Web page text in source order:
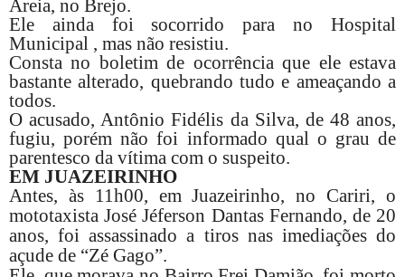
Areia, no Brejo.
Ele ainda foi socorrido para no Hospital
Municipal , mas não resistiu.
Consta no boletim de ocorrência que ele estava
bastante alterado, quebrando tudo e ameaçando a
todos.
O acusado, Antônio Fidélis da Silva, de 48 anos,
fugiu, porém não foi informado qual o grau de
parentesco da vítima com o suspeito.
EM JUAZEIRINHO
Antes, às 11h00, em Juazeirinho, no Cariri, o
mototaxista JoséJéferson Dantas Fernando, de 20
anos, foi assassinado a tiros nas imediações do
açude de “Zé Gago”.